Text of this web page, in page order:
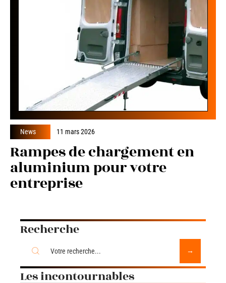
News 11 mars 2026
Rampes de chargement en
aluminium pour votre
entreprise
Recherche
Les incontournables